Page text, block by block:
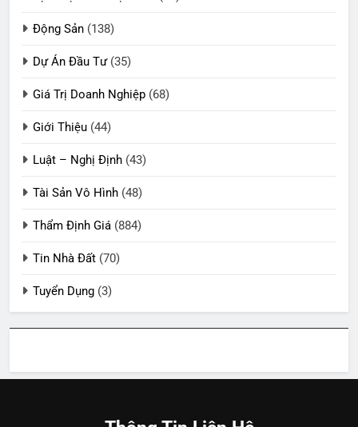
Động Sản (138)
Dự Án Đầu Tư(35)
Giá Trị Doanh Nghiệp (68)
Giới Thiệu (44)
Luật – Nghị Định (43)
Tài Sản Vô Hình (48)
Thẩm Định Giá (884)
Tin Nhà Đất (70)
Tuyển Dụng (3)